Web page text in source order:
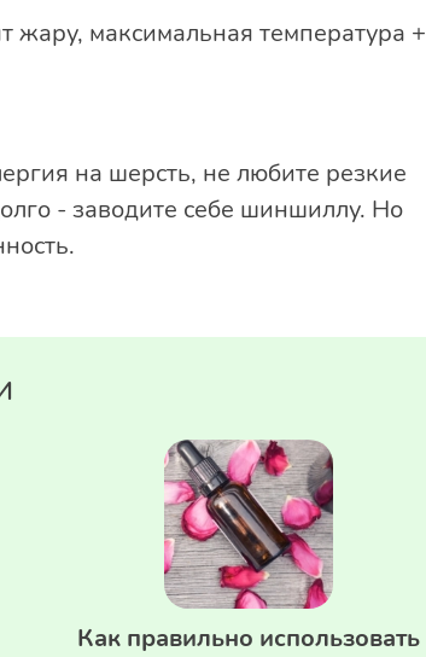
жару, максимальная температура +
на шерсть, не любите резкие
- заводите себе шиншиллу. Но
Как правильно использовать